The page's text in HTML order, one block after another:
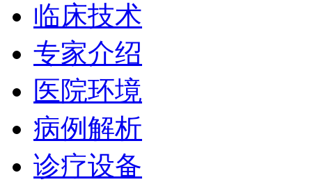
临床技术
专家介绍
医院环境
病例解析
诊疗设备